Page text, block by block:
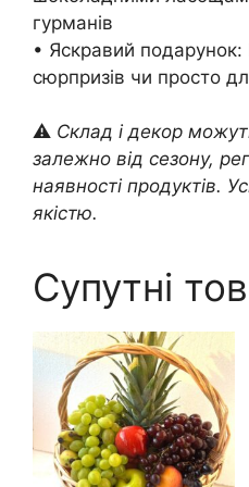
гурманів
• Яскравий подарунок:
сюрпризів чи просто
⚠️ Склад і декор
залежно від сезону,
наявності продуктів.
якістю.
Супутні